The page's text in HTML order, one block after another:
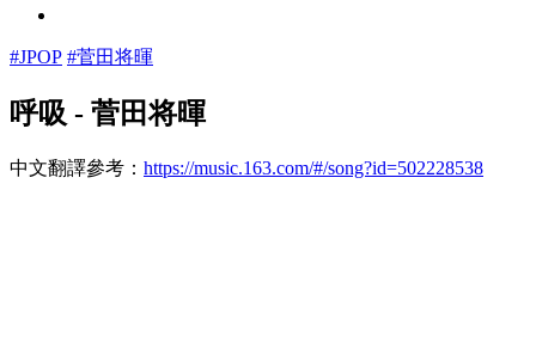
#JPOP #菅田将暉
呼吸 - 菅田将暉
中文翻譯參考： https://music.163.com/#/song?id=502228538